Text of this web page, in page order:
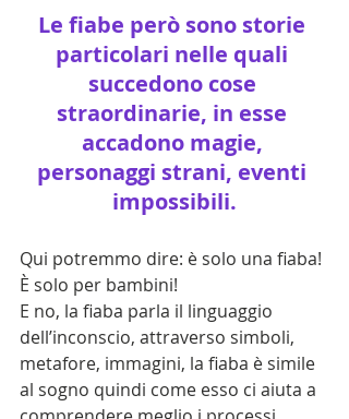
Le fiabe però sono storie
particolari nelle quali
succedono cose
straordinarie, in esse
accadono magie,
personaggi strani, eventi
impossibili.
Qui potremmo dire: è solo una fiaba!
È solo per bambini!
E no, la fiaba parla il linguaggio
dell’inconscio, attraverso simboli,
metafore, immagini, la fiaba è simile
al sogno quindi come esso ci aiuta a